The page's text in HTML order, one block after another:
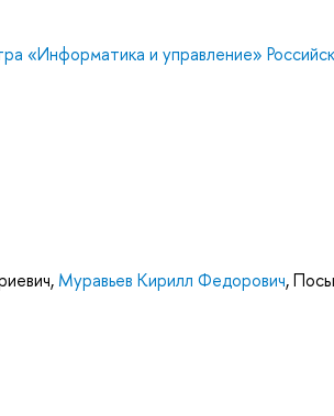
«Информатика и управление»
, Муравьев Кирилл Федорович,